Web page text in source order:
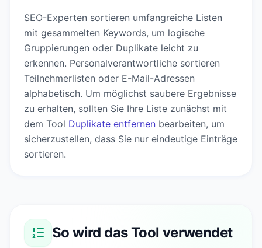
SEO-Experten sortieren umfangreiche Listen
mit gesammelten Keywords, um logische
Gruppierungen oder Duplikate leicht zu
erkennen. Personalverantwortliche sortieren
Teilnehmerlisten oder E-Mail-Adressen
alphabetisch. Um möglichst saubere Ergebnisse
zu erhalten, sollten Sie Ihre Liste zunächst mit
dem Tool Duplikate entfernen bearbeiten, um
sicherzustellen, dass Sie nur eindeutige Einträge
sortieren.
So wird das Tool verwendet